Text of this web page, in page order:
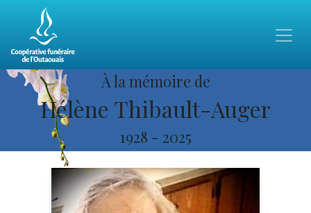
À la mémoire de
Hélène Thibault-Auger
1928 - 2025